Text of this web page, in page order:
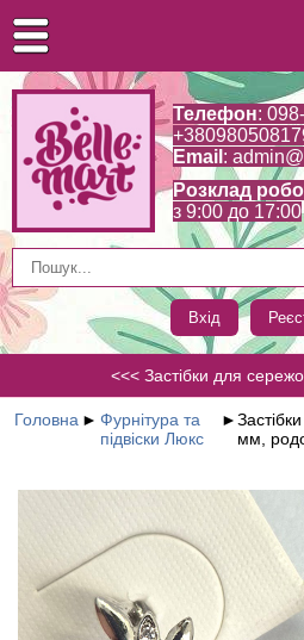
Телефон:
Email :
Розклад
з 9:00 до 17:00
Вхід
<<< Застібки для
Головна ► Фурнітура та
підвіски Люкс
►
мм,